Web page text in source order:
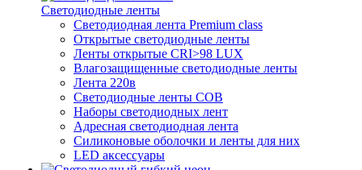
Светодиодные ленты
Светодиодная лента Premium class
Открытые светодиодные ленты
Ленты открытые CRI>98 LUX
Влагозащищенные светодиодные ленты
Лента 220в
Светодиодные ленты COB
Наборы светодиодных лент
Адресная светодиодная лента
Силиконовые оболочки и ленты для них
LED аксессуары